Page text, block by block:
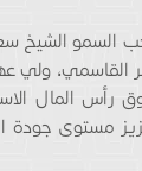
السمو الشيخ
ولي
رأس المال
مستوى جودة